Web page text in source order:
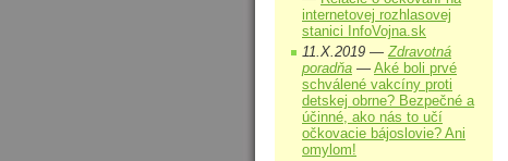
internetovej rozhlasovej
stanici InfoVojna.sk
11.X.2019 —Zdravotná
poradňa — Aké boli prvé
schválené vakcíny proti
detskej obrne? Bezpečné a
účinné, ako nás to učí
očkovacie bájoslovie? Ani
omylom!